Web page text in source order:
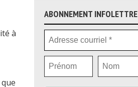
à
ABONNEMENT INFOLETTRE